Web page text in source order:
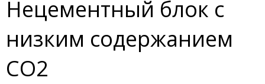
Нецементный блок с
низким содержанием
СО2